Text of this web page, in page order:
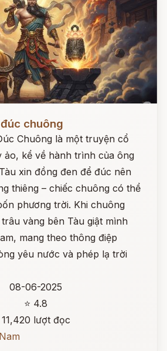
chuông
Chuông là một truyện cổ
ảo, kể về hành trình của ông
xin đồng đen để đúc nên
thiêng – chiếc chuông có thể
phương trời. Khi chuông
vàng bên Tàu giật mình
mang theo thông điệp
yêu nước và phép lạ trời
08-06-2025
⭐ 4.8
11,420 lượt đọc